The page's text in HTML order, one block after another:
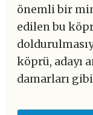
önemli bir
edilen bu
köprü, adayı
damarları